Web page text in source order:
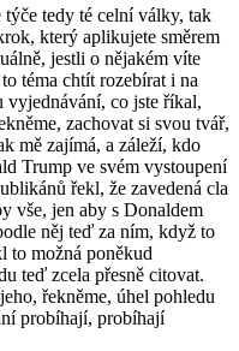
týče tedy té celní války, tak
který aplikujete směrem
jestli o nějakém víte
téma chtít rozebírat i na
vyjednávání, co jste říkal,
zachovat si svou tvář,
mě zajímá, a záleží, kdo
Trump ve svém vystoupení
řekl, že zavedená cla
vše, jen aby s Donaldem
něj teď za ním, když to
to možná poněkud
teď zcela přesně citovat.
řekněme, úhel pohledu
probíhají, probíhají